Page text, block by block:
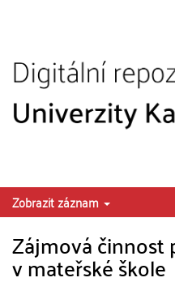
Zobrazit záznam
Zájmová
v mateřské škole